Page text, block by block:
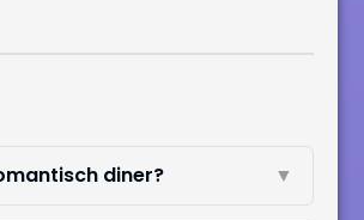
diner? ▼